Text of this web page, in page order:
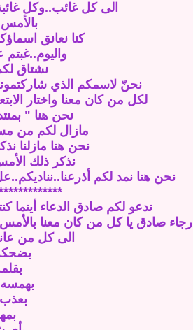
الى كل غائب..وكل
كنا نعانق
واليوم..غبتم
نشتاق
نحنّ لاسمكم الذي
لكل من كان معنا واختار
نحن هنا "
مازال لكم من
نحن هنا مازلنا
نذكر ذلك
نحن هنا نمد لكم
ندعو لكم صادق الدعاء أينما
رجاء صادق يا كل من كان معنا بالأمس
الى كل من